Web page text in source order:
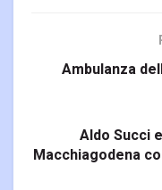
Ambulanza
Aldo Succi
Macchiagodena